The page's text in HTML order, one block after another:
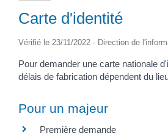
Carte d'identité
Vérifié le 23/11/2022 - Direction de
Pour demander une carte nationale
délais de fabrication dépendent du
Pour un majeur
Première demande